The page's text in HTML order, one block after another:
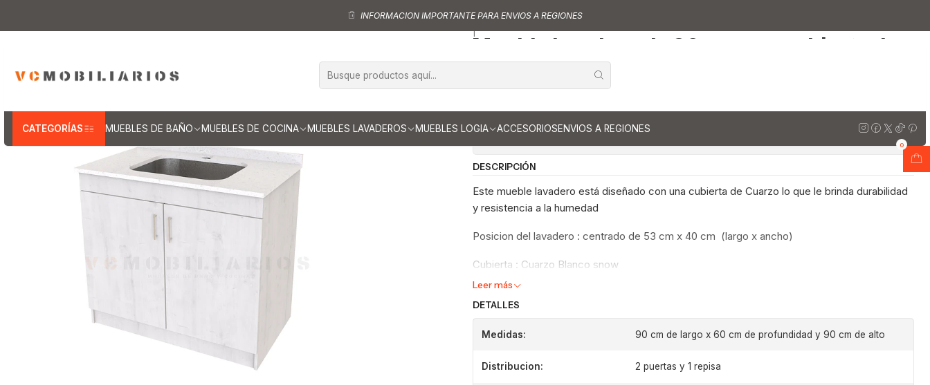
CATEGORÍAS MUEBLES DE BAÑO MUEBLES DE COCINA MUEBLES LAVADEROS MUEBLES LOGIA ACCESORIOSENVIOS A REGIONES
0
INFORMACION IMPORTANTE PARA ENVIOS A REGIONES
Mueble lavadero de 90 cm
Mueble lavadero de 90 cm con cubierta de Cuarzo / alaska
|
Mueble lavadero de 90 cm con cubierta de
Cuarzo / alaska
DESCRIPCIÓN
Este mueble lavadero está diseñado con una cubierta de Cuarzo lo que le brinda durabilidad
y resistencia a la humedad
Posicion del lavadero : centrado de 53 cm x 40 cm (largo x ancho)
Cubierta : Cuarzo Blanco snow
Leer más
DETALLES
Medidas: 90 cm de largo x 60 cm de profundidad y 90 cm de alto
Distribucion: 2 puertas y 1 repisa